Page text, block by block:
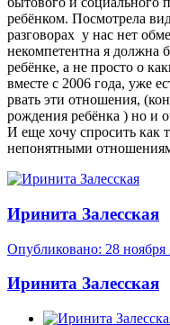
ребёнком. Посмотрела
разговорах у нас нет
некомпетентна я должна
ребёнке, а не просто о
вместе с 2006 года, уже
рвать эти отношения,
рождения ребёнка ) но и
И еще хочу спросить как
непонятными
Иринита Залесская
Опубликовано: 28 ноября
Иринита Залесская